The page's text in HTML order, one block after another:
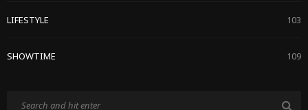
LIFESTYLE 103
SHOWTIME 109